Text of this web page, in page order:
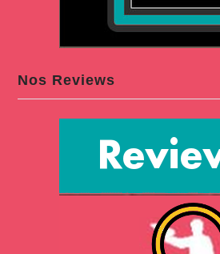
Nos Reviews